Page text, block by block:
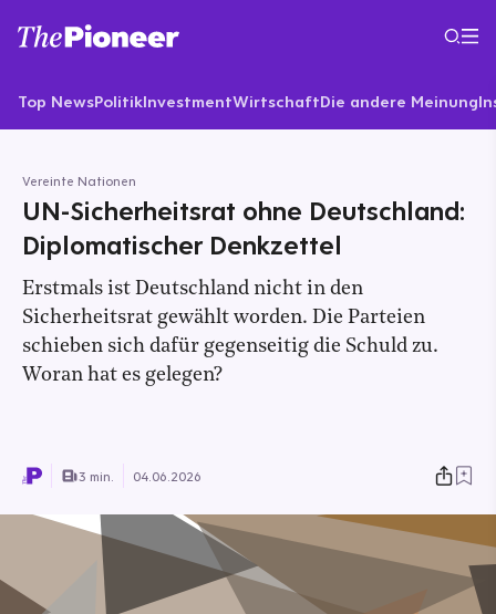
Top NewsPolitikInvestmentWirtschaftDie andere Meinung
Vereinte Nationen
UN-Sicherheitsrat ohne Deutschland:
Diplomatischer Denkzettel
Erstmals ist Deutschland nicht in den
Sicherheitsrat gewählt worden. Die Parteien
schieben sich dafür gegenseitig die Schuld zu.
Woran hat es gelegen?
3 min. 04.06.2026